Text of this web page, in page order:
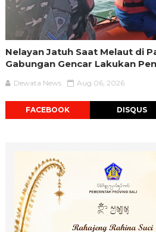
Nelayan Jatuh Saat Melaut di
Gabungan Gencar Lakukan
Dewata News Aug 06, 2026
FACEBOOK DISQUS